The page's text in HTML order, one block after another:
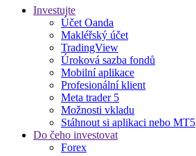
Investujte
Účet Oanda
Makléřský účet
TradingView
Úroková sazba fondů
Mobilní aplikace
Profesionální klient
Meta trader 5
Možnosti vkladu
Stáhnout si aplikaci nebo MT5
Do čeho investovat
Forex